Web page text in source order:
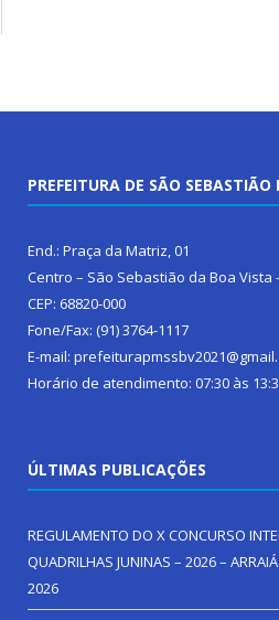
PREFEITURA DE SÃO
End.: Praça da Matriz, 01
Centro – São Sebastião da Boa Vista
CEP: 68820-000
Fone/Fax: (91) 3764-1117
E-mail:
Horário de atendimento: 07:30 às
ÚLTIMAS PUBLICAÇÕES
REGULAMENTO DO X CONCURSO
QUADRILHAS JUNINAS – 2026 –
2026